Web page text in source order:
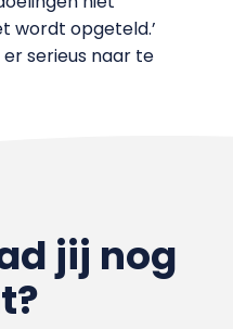
wordt opgeteld.’
serieus naar te
jij nog